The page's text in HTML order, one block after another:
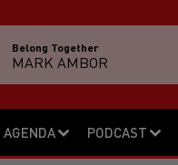
AGENDA PODCAST
Belong Together
MARK AMBOR